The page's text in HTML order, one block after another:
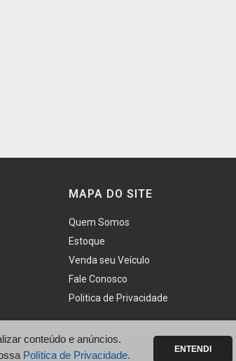
MAPA DO SITE
Quem Somos
Estoque
Venda seu Veículo
Fale Conosco
Politica de Privacidade
conteúdo e anúncios.
Política de Privacidade. ENTENDI